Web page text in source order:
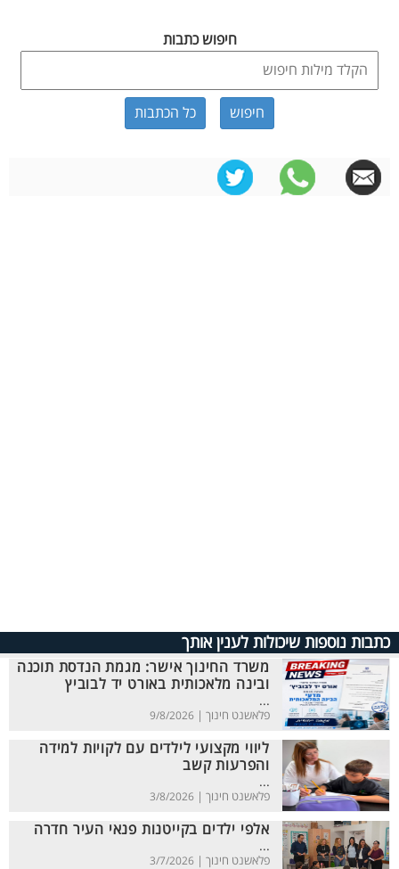
חיפוש כתבות
כל הכתבות
כתבות נוספות שיכולות לענין אותך
משרד החינוך אישר: מגמת הנדסת תוכנה
ובינה מלאכותית באורט יד לבוביץ
...
פלאשנט חינוך | 9/8/2026
ליווי מקצועי לילדים עם לקויות למידה
והפרעות קשב
...
פלאשנט חינוך | 3/8/2026
אלפי ילדים בקייטנות פנאי העיר חדרה
...
פלאשנט חינוך | 3/7/2026